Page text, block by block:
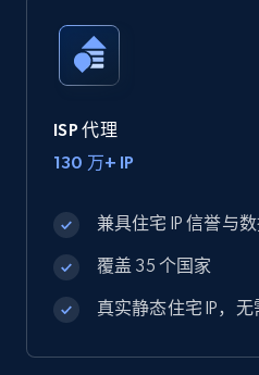
ISP 代理
130 万+ IP
兼具住宅 IP 信誉与
覆盖 35 个国家
真实静态住宅 IP，